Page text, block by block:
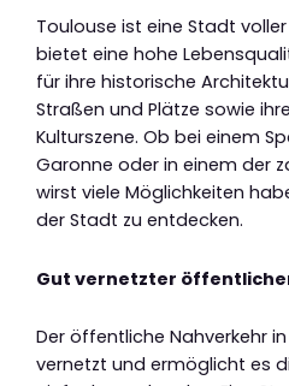
Toulouse ist eine Stadt
bietet eine hohe
für ihre historische
Straßen und Plätze sowie
Kulturszene. Ob bei einem
Garonne oder in einem der
wirst viele Möglichkeiten
der Stadt zu entdecken.
Gut vernetzter
Der öffentliche Nahverkehr
vernetzt und ermöglicht es